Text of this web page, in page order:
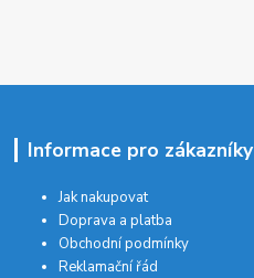
Informace pro zákazníky
Jak nakupovat
Doprava a platba
Obchodní podmínky
Reklamační řád